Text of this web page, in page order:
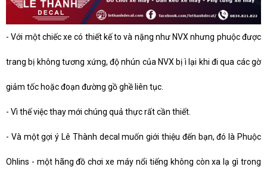
-Với một chiếc xe có thiết kế to và nặng như NVX nhưng phuộc được
trang bị không tương xứng, độ nhún của NVX bị ì lại khi đi qua các gờ
giảm tốc hoặc đoạn đường gồ ghề liên tục.
- Vì thế việc thay mới chúng quả thực rất cần thiết.
- Và một gợi ý Lê Thành decal muốn giới thiệu đến bạn, đó là Phuộc
Ohlins - một hãng đồ chơi xe máy nổi tiếng không còn xa lạ gì trong